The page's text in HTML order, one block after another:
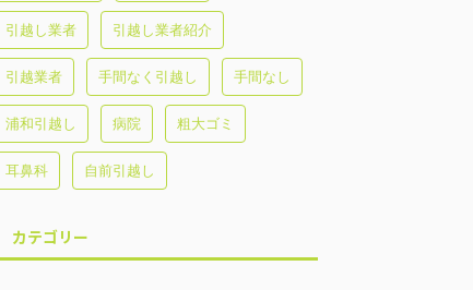
引越し業者 引越し業者紹介
引越業者 手間なく引越し 手間なし
浦和引越し 病院 粗大ゴミ
耳鼻科 自前引越し
カテゴリー